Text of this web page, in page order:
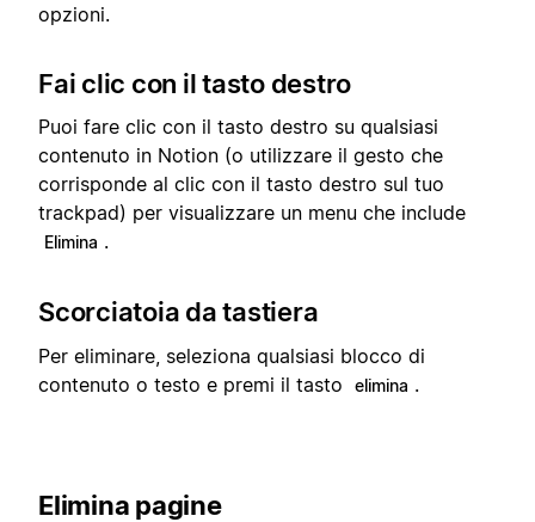
opzioni.
Fai clic con il tasto destro
Puoi fare clic con il tasto destro su qualsiasi
contenuto in Notion (o utilizzare il gesto che
corrisponde al clic con il tasto destro sul tuo
trackpad) per visualizzare un menu che include
Elimina .
Scorciatoia da tastiera
Per eliminare, seleziona qualsiasi blocco di
contenuto o testo e premi il tasto
elimina .
Elimina pagine